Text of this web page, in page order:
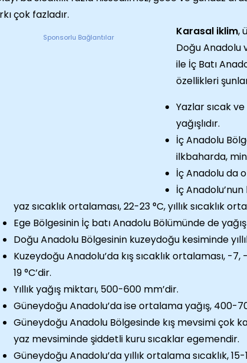
çok fazladır.
Sponsorlu Bağlantılar Karasal iklim,
Doğu Anadolu
ile İç Batı
özellikleri
Yazlar sıcak
yağışlıdır.
İç Anadolu
ilkbaharda,
İç Anadolu da
İç Anadolu’nun
yaz sıcaklık ortalaması, 22-23 °C, yıllık sıcaklık
Ege Bölgesinin İç batı Anadolu Bölümünde de
Doğu Anadolu Bölgesinin kuzeydoğu kesiminde
Kuzeydoğu Anadolu’da kış sıcaklık ortalaması, -7,
19 °C’dir.
Yıllık yağış miktarı, 500-600 mm’dir.
Güneydoğu Anadolu’da ise ortalama yağış, 400-
Güneydoğu Anadolu Bölgesinde kış mevsimi çok
yaz mevsiminde şiddetli kuru sıcaklar egemendir.
Güneydoğu Anadolu’da yıllık ortalama sıcaklık, 15-